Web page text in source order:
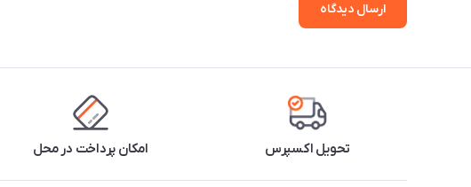
ارسال دیدگاه
تحویل اکسپرس امکان پرداخت در محل